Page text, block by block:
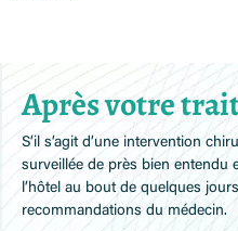
Après votre
S’il s’agit d’une intervention
surveillée de près bien entendu
l’hôtel au bout de quelques
recommandations du médecin.